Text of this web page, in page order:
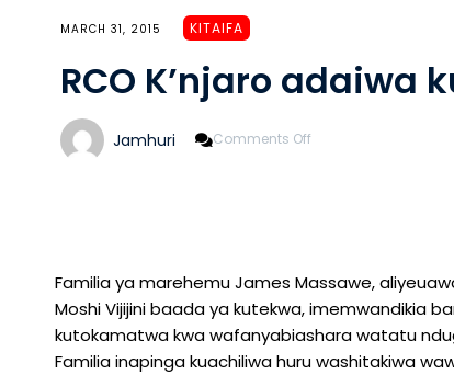
MARCH 31, 2015 KITAIFA
RCO K’njaro adaiwa
Jamhuri Comments Off
Familia ya marehemu James Massawe,
Moshi Vijijini baada ya kutekwa, imemwandikia
kutokamatwa kwa wafanyabiashara watatu
Familia inapinga kuachiliwa huru washitakiwa